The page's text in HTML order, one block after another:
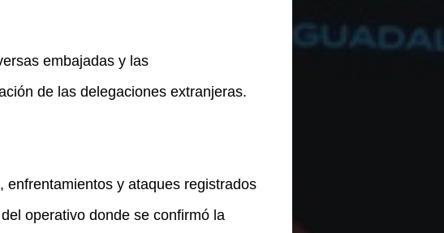
embajadas y las
de las delegaciones extranjeras.
y ataques registrados
operativo donde se confirmó la